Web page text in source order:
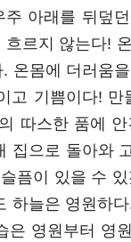
아래를 뒤덮
르지 않는다!
온몸에 더러움
고 기쁨이다!
따스한 품에
집으로 돌아와
픔이 있을 수
하늘은 영원하
은 영원부터 영